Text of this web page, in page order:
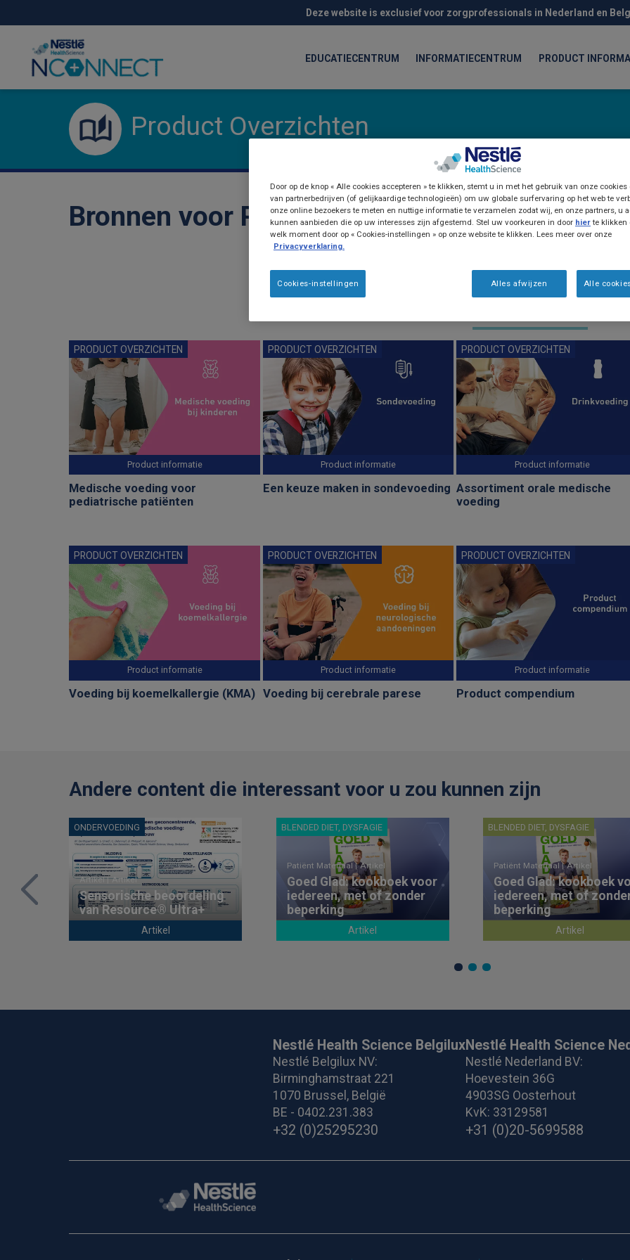
Deze website is exclusief voor zorgprofessionals in Nederland en
EDUCATIECENTRUM INFORMATIECENTRUM PRODUCT
Product Overzichten
Bronnen voor Product Overzichten
PRODUCT OVERZICHTEN
Product informatie
Medische voeding voor
pediatrische patiënten
PRODUCT OVERZICHTEN
Product informatie
Een keuze maken in sondevoeding
PRODUCT OVERZICHTEN
Product informatie
Assortiment orale medische
voeding
PRODUCT OVERZICHTEN
Product informatie
Voeding bij koemelkallergie (KMA)
PRODUCT OVERZICHTEN
Product informatie
Voeding bij cerebrale parese
PRODUCT OVERZICHTEN
Product informatie
Product compendium
Andere content die interessant voor u zou kunnen zijn
ONDERVOEDING
Artikel | Artikel
Sensorische beoordeling
van Resource® Ultra+
Artikel
BLENDED DIET, DYSFAGIE
Patiënt Materiaal | Artikel
Goed Glad: kookboek voor
iedereen, met of zonder
beperking
Artikel
BLENDED DIET, DYSFAGIE
Patiënt Materiaal | Artikel
Goed Glad: kookboek
iedereen, met of
beperking
Artikel
Nestlé Health Science Belgilux
Nestlé Belgilux NV:
Birminghamstraat 221
1070 Brussel, België
BE - 0402.231.383
+32 (0)25295230
Nestlé Health Science
Nestlé Nederland BV:
Hoevestein 36G
4903SG Oosterhout
KvK: 33129581
+31 (0)20-5699588
Door op de knop « Alle cookies accepteren » te klikken, stemt u in met het gebruik van onze cookies
van partnerbedrijven (of gelijkaardige technologieën) om uw globale surfervaring op het web te
onze online bezoekers te meten en nuttige informatie te verzamelen zodat wij, en onze partners, u
kunnen aanbieden die op uw interesses zijn afgestemd. Stel uw voorkeuren in door hierte klikken
welk moment door op « Cookies-instellingen » op onze website te klikken. Lees meer over onze
Privacyverklaring.
Alles afwijzen Alle
Cookies-instellingen